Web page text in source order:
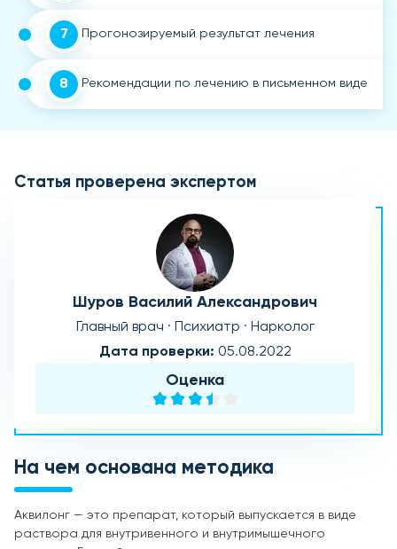
7 Прогонозируемый результат лечения
8 Рекомендации по лечению в письменном виде
Статья проверена экспертом
Шуров Василий Александрович
Главный врач · Психиатр · Нарколог
Дата проверки: 05.08.2022
Оценка
На чем основана методика
Аквилонг — это препарат, который выпускается в виде
раствора для внутривенного и внутримышечного